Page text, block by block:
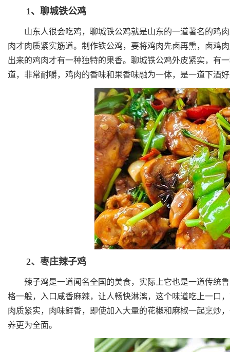
1、聊城铁公鸡
山东人很会吃鸡，聊城铁公鸡就是山东的一道著名的鸡肉
肉才肉质紧实筋道。制作铁公鸡，要将鸡肉先卤再熏，卤鸡
出来的鸡肉才有一种独特的果香。聊城铁公鸡外皮紧实，有
道，非常耐嚼，鸡肉的香味和果香味融为一体，是一道下酒
2、枣庄辣子鸡
辣子鸡是一道闻名全国的美食，实际上它也是一道传统鲁
格一般，入口咸香麻辣，让人畅快淋漓，这个味道吃上一口
肉质紧实，肉味鲜香，即使加入大量的花椒和麻椒一起烹炒
养更为全面。